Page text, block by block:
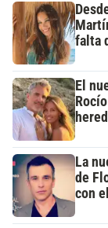
falta
El
La
de
con